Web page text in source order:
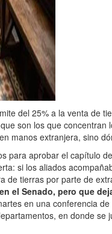
del 25% a la venta de
son los que concentran
manos extranjera, sino
para aprobar el capítulo
si los aliados
de tierras por parte de
el Senado, pero que
en una conferencia
en donde se